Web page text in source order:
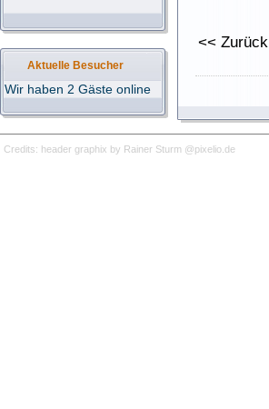
Aktuelle Besucher
Wir haben 2 Gäste online
<< Zurück
Credits: header graphix by Rainer Sturm @pixelio.de